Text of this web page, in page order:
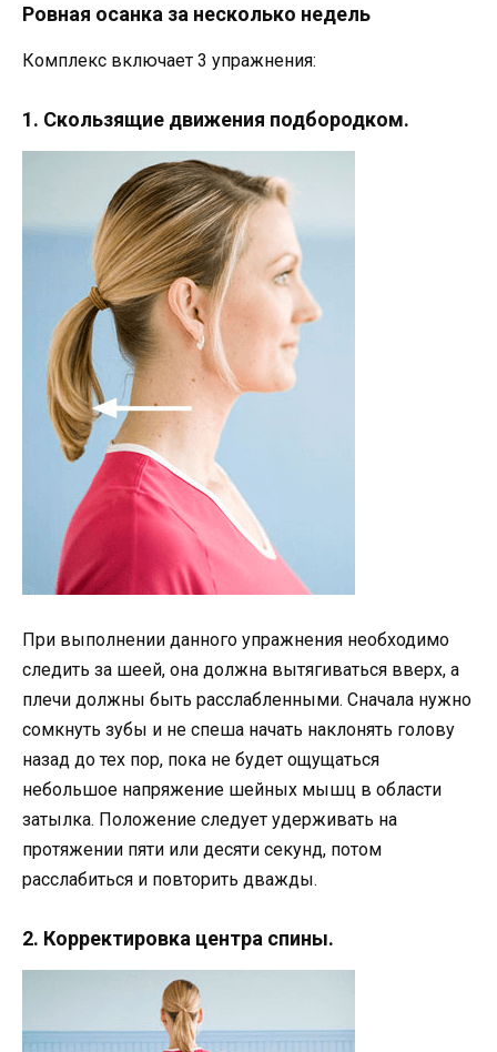
Ровная осанка за несколько недель
Комплекс включает 3 упражнения:
1. Скользящие движения подбородком.
При выполнении данного упражнения необходимо
следить за шеей, она должна вытягиваться вверх, а
плечи должны быть расслабленными. Сначала нужно
сомкнуть зубы и не спеша начать наклонять голову
назад до тех пор, пока не будет ощущаться
небольшое напряжение шейных мышц в области
затылка. Положение следует удерживать на
протяжении пяти или десяти секунд, потом
расслабиться и повторить дважды.
2. Корректировка центра спины.